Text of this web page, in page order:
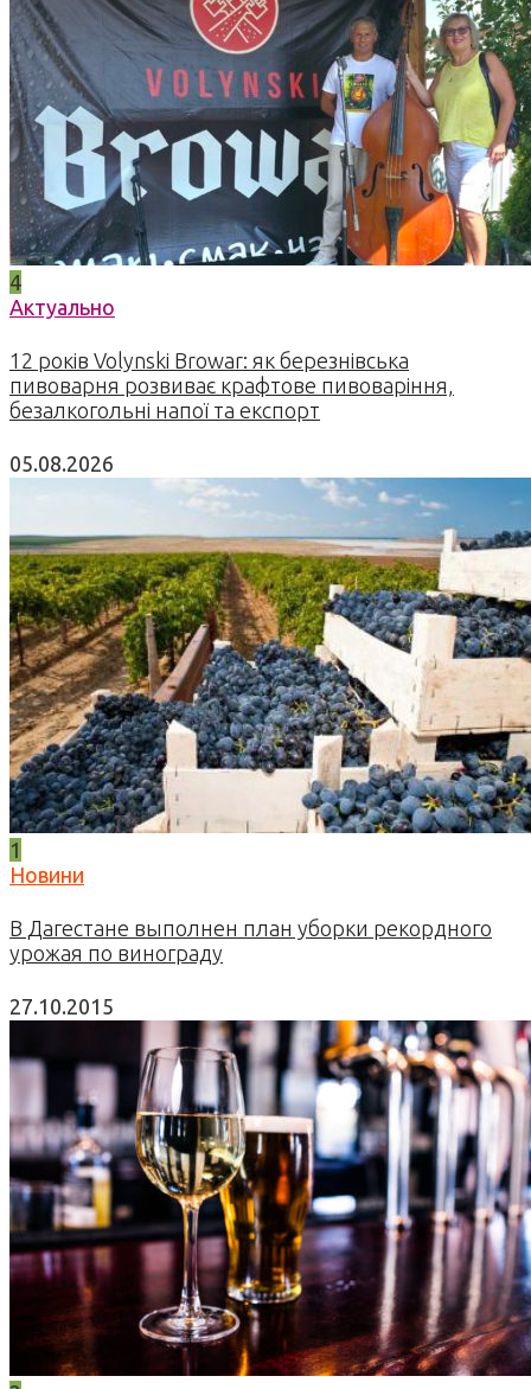
4
Актуально
12 років Volynski Browar: як березнівська
пивоварня розвиває крафтове пивоваріння,
безалкогольні напої та експорт
05.08.2026
1
Новини
В Дагестане выполнен план уборки рекордного
урожая по винограду
27.10.2015